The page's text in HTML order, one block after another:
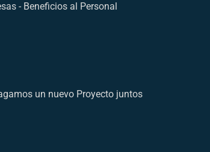
- Beneficios al Personal
un nuevo Proyecto juntos